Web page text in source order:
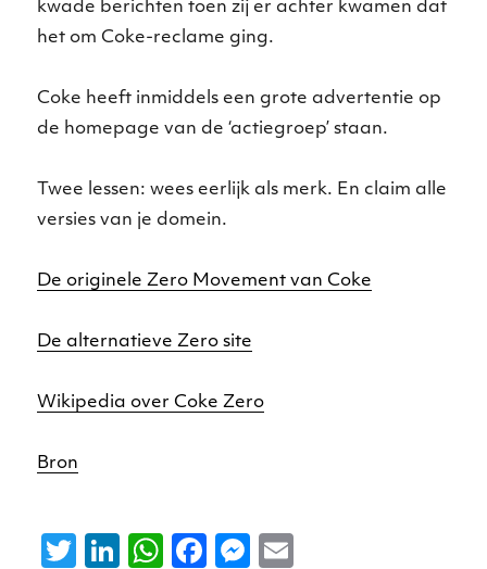
kwade berichten toen zij er achter kwamen dat
het om Coke-reclame ging.
Coke heeft inmiddels een grote advertentie op
de homepage van de ‘actiegroep’ staan.
Twee lessen: wees eerlijk als merk. En claim alle
versies van je domein.
De originele Zero Movement van Coke
De alternatieve Zero site
Wikipedia over Coke Zero
Bron
T
Li
W F
M